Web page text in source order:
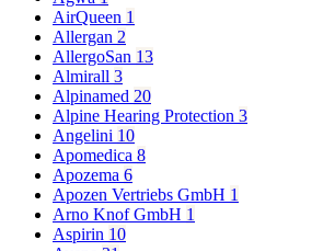
AirQueen 1
Allergan 2
AllergoSan 13
Almirall 3
Alpinamed 20
Alpine Hearing Protection 3
Angelini 10
Apomedica 8
Apozema 6
Apozen Vertriebs GmbH 1
Arno Knof GmbH 1
Aspirin 10